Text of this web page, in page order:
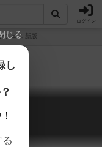
ログイン
チェス 新版
じる
し